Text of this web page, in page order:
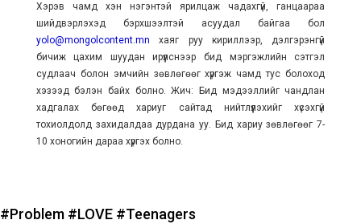
Хэрэв чамд хэн нэгэнтэй ярилцаж чадахгүй, ганцаараа
шийдвэрлэхэд бэрхшээлтэй асуудал байгаа бол
yolo@mongolcontent.mnхаяг руу кириллээр, дэлгэрэнгүй
бичиж цахим шуудан ирүүлснээр бид мэргэжлийн сэтгэл
судлаач болон эмчийн зөвлөгөөг хүргэж чамд тус болоход
хэзээд бэлэн байх болно. Жич: Бид мэдээллийг чандлан
хадгалах бөгөөд хариуг сайтад нийтлүүлэхийг хүсэхгүй
тохиолдолд захидалдаа дурдана уу. Бид хариу зөвлөгөөг 7-
10 хоногийн дараа хүргэх болно.
#Problem #LOVE #Teenagers